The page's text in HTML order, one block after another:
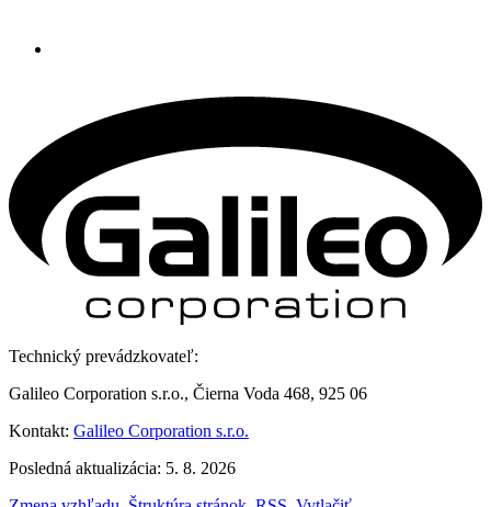
Technický prevádzkovateľ:
Galileo Corporation s.r.o., Čierna Voda 468, 925 06
Kontakt: Galileo Corporation s.r.o.
Posledná aktualizácia: 5. 8. 2026